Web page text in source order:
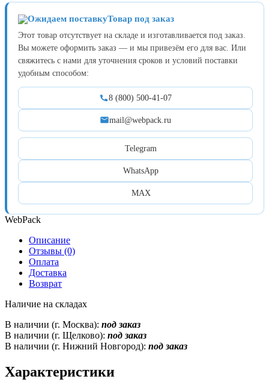
Товар под заказ
Этот товар отсутствует на складе и изготавливается под заказ.
Вы можете оформить заказ — и мы привезём его для вас. Или
свяжитесь с нами для уточнения сроков и условий поставки
удобным способом:
8 (800) 500-41-07
mail@webpack.ru
Telegram
WhatsApp
MAX
WebPack
Описание
Отзывы (0)
Оплата
Доставка
Возврат
Наличие на складах
В наличии (г. Москва): под заказ
В наличии (г. Щелково): под заказ
В наличии (г. Нижний Новгород): под заказ
Характеристики